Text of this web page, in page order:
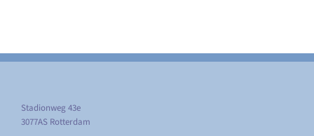
Stadionweg 43e
3077AS Rotterdam